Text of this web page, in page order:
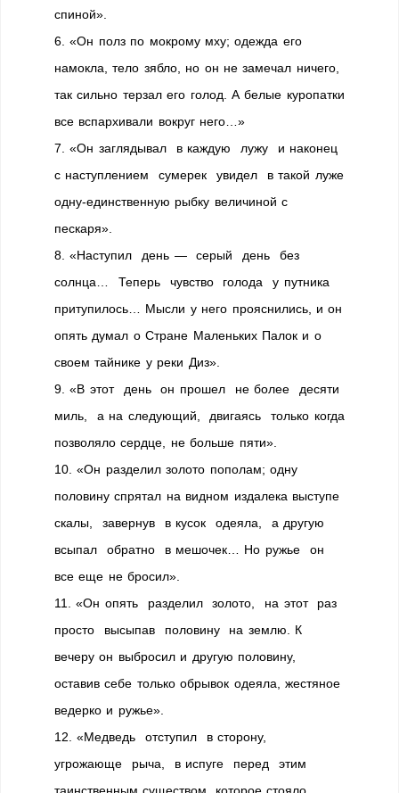
спиной».
6. «Он полз по мокрому мху; одежда его
намокла, тело зябло, но он не замечал ничего,
так сильно терзал его голод. А белые куропатки
все вспархивали вокруг него…»
7. «Он заглядывал в каждую лужу и наконец
с наступлением сумерек увидел в такой луже
одну-единственную рыбку величиной с
пескаря».
8. «Наступил день — серый день без
солнца… Теперь чувство голода у путника
притупилось… Мысли у него прояснились, и он
опять думал о Стране Маленьких Палок и о
своем тайнике у реки Диз».
9. «В этот день он прошел не более десяти
миль, а на следующий, двигаясь только когда
позволяло сердце, не больше пяти».
10. «Он разделил золото пополам; одну
половину спрятал на видном издалека выступе
скалы, завернув в кусок одеяла, а другую
всыпал обратно в мешочек… Но ружье он
все еще не бросил».
11. «Он опять разделил золото, на этот раз
просто высыпав половину на землю. К
вечеру он выбросил и другую половину,
оставив себе только обрывок одеяла, жестяное
ведерко и ружье».
12. «Медведь отступил в сторону,
угрожающе рыча, в испуге перед этим
таинственным существом, которое стояло